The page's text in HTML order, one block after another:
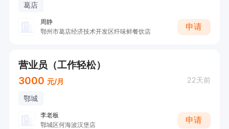
葛店
周静
鄂州市葛店经济技术开发区纤味鲜餐饮店
申请
营业员（工作轻松）
3000 元/月 22天前
鄂城
李老板
鄂城区何海波汉堡店
申请